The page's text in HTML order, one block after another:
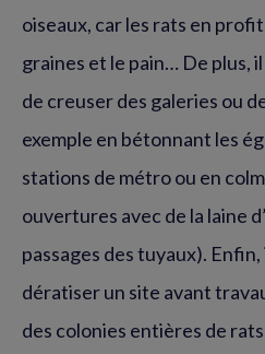
oiseaux, car les rats en
graines et le pain… De plus,
de creuser des galeries ou
exemple en bétonnant les
stations de métro ou en
ouvertures avec de la laine
passages des tuyaux).
dératiser un site avant
des colonies entières de